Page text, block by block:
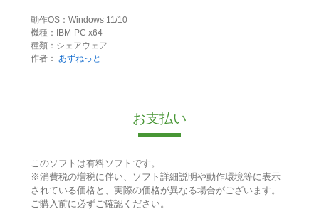
動作OS：Windows 11/10
機種：IBM-PC x64
種類：シェアウェア
作者：
あずねっと
お支払い
このソフトは有料ソフトです。
※消費税の増税に伴い、ソフト詳細説明や動作環境等に表示
されている価格と、実際の価格が異なる場合がございます。
ご購入前に必ずご確認ください。